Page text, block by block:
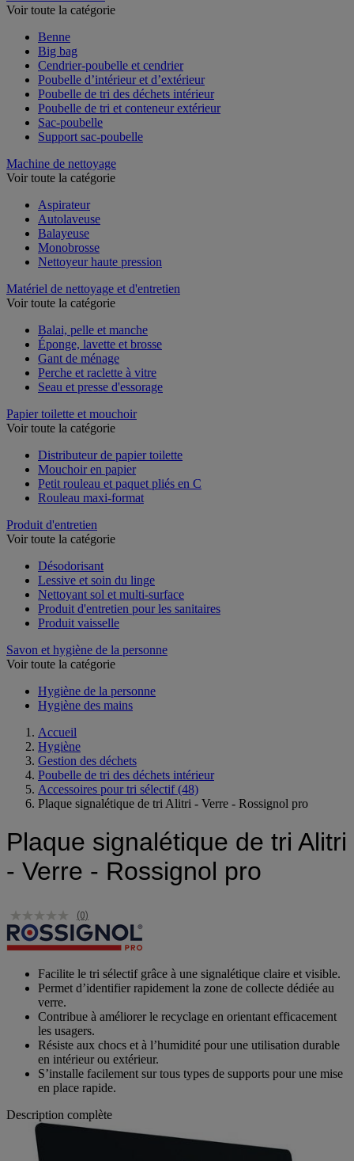
Gestion des déchets
Benne
Big bag
Cendrier-poubelle et cendrier
Poubelle d’intérieur et d’extérieur
Poubelle de tri des déchets intérieur
Poubelle de tri et conteneur extérieur
Sac-poubelle
Machine de nettoyage
Aspirateur
Autolaveuse
Balayeuse
Monobrosse
Matériel de nettoyage et d'entretien
Balai, pelle et manche
Éponge, lavette et brosse
Gant de ménage
Perche et raclette à vitre
Papier toilette et mouchoir
Distributeur de papier toilette
Mouchoir en papier
Petit rouleau et paquet pliés en C
Produit d'entretien
Désodorisant
Lessive et soin du linge
Nettoyant sol et multi-surface
Produit d'entretien pour les sanitaires
Savon et hygiène de la personne
Hygiène de la personne
Accueil
Hygiène
Gestion des déchets
Poubelle de tri des déchets intérieur
Accessoires pour tri sélectif (48)
Plaque signalétique de tri Alitri
- Verre - Rossignol pro
(0)
Facilite le tri sélectif grâce à une signalétique claire et visible.
Permet d’identifier rapidement la zone de collecte dédiée au
verre.
Contribue à améliorer le recyclage en orientant efficacement
les usagers.
Résiste aux chocs et à l’humidité pour une utilisation durable
en intérieur ou extérieur.
S’installe facilement sur tous types de supports pour une mise
Description complète